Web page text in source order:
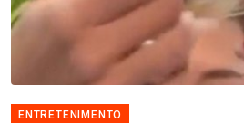
ENTRETENIMENTO